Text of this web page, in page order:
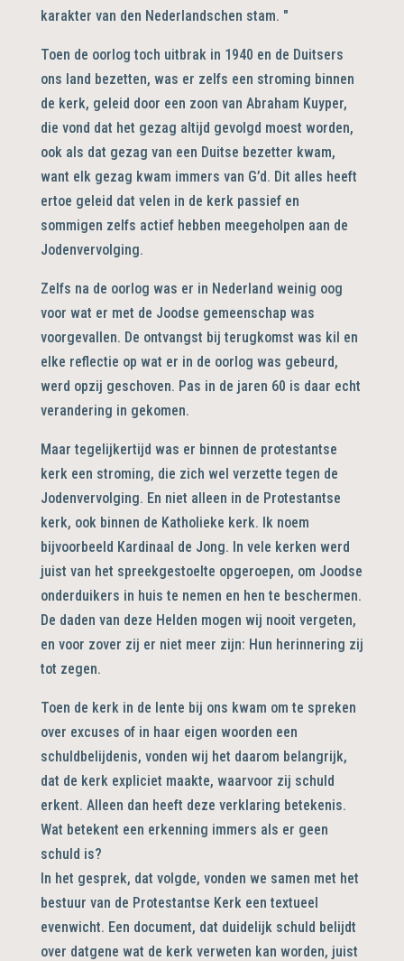
karakter van den Nederlandschen stam. "
Toen de oorlog toch uitbrak in 1940 en de Duitsers
ons land bezetten, was er zelfs een stroming binnen
de kerk, geleid door een zoon van Abraham Kuyper,
die vond dat het gezag altijd gevolgd moest worden,
ook als dat gezag van een Duitse bezetter kwam,
want elk gezag kwam immers van G’d. Dit alles heeft
ertoe geleid dat velen in de kerk passief en
sommigen zelfs actief hebben meegeholpen aan de
Jodenvervolging.
Zelfs na de oorlog was er in Nederland weinig oog
voor wat er met de Joodse gemeenschap was
voorgevallen. De ontvangst bij terugkomst was kil en
elke reflectie op wat er in de oorlog was gebeurd,
werd opzij geschoven. Pas in de jaren 60 is daar echt
verandering in gekomen.
Maar tegelijkertijd was er binnen de protestantse
kerk een stroming, die zich wel verzette tegen de
Jodenvervolging. En niet alleen in de Protestantse
kerk, ook binnen de Katholieke kerk. Ik noem
bijvoorbeeld Kardinaal de Jong. In vele kerken werd
juist van het spreekgestoelte opgeroepen, om Joodse
onderduikers in huis te nemen en hen te beschermen.
De daden van deze Helden mogen wij nooit vergeten,
en voor zover zij er niet meer zijn: Hun herinnering zij
tot zegen.
Toen de kerk in de lente bij ons kwam om te spreken
over excuses of in haar eigen woorden een
schuldbelijdenis, vonden wij het daarom belangrijk,
dat de kerk expliciet maakte, waarvoor zij schuld
erkent. Alleen dan heeft deze verklaring betekenis.
Wat betekent een erkenning immers als er geen
schuld is?
In het gesprek, dat volgde, vonden we samen met het
bestuur van de Protestantse Kerk een textueel
evenwicht. Een document, dat duidelijk schuld belijdt
over datgene wat de kerk verweten kan worden, juist